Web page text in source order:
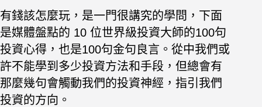
有錢該怎麼玩，是一門很講究的學問，下面
是媒體盤點的 10 位世界級投資大師的100句
投資心得，也是100句金句良言。從中我們或
許不能學到多少投資方法和手段，但總會有
那麼幾句會觸動我們的投資神經，指引我們
投資的方向。